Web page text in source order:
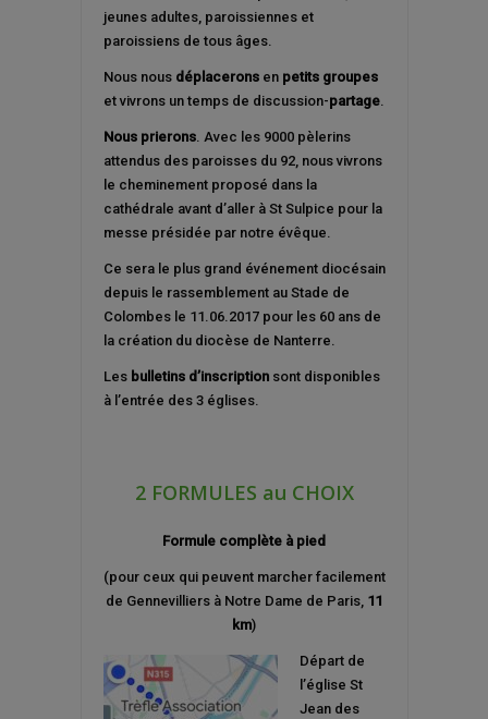
jeunes adultes, paroissiennes et
paroissiens de tous âges.
Nous nous déplaceronsen petits groupes
et vivrons un temps de discussion-partage.
Nous prierons. Avec les 9000 pèlerins
attendus des paroisses du 92, nous vivrons
le cheminement proposé dans la
cathédrale avant d’aller à St Sulpice pour la
messe présidée par notre évêque.
Ce sera le plus grand événement diocésain
depuis le rassemblement au Stade de
Colombes le 11.06.2017 pour les 60 ans de
la création du diocèse de Nanterre.
Les bulletins d’inscriptionsont disponibles
à l’entrée des 3 églises.
2 FORMULES au CHOIX
Formule complète à pied
(pour ceux qui peuvent marcher facilement
de Gennevilliers à Notre Dame de Paris, 11
km)
Départ de
l’église St
Jean des